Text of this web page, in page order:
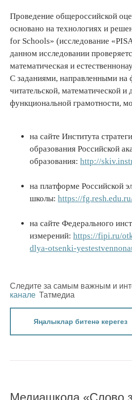
Проведение общероссийской
основано на технологиях и
for Schools» (исследование
данном исследовании
математическая и
С заданиями, направленными на
читательской, математической и
функциональной грамотности,
на сайте Института
образования Российской
образования: http://
на платформе Российской
школы: https://
на сайте Федерального
измерений: https://fipi.ru/
dlya-otsenki-
Следите за самым важным и
канале Татмедиа
Яңалыклар битенә керегез
Медиашкола «Слово